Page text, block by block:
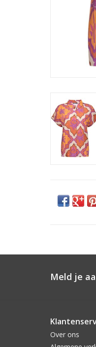
Meld je
Over ons